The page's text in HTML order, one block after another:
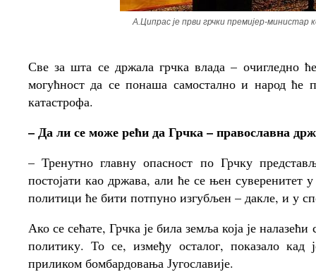
А.Ципрас је први грчки премијер-министар
Све за шта се држала грчка влада – очигледно
могућност да се понаша самостално и народ ће
катастрофа.
– Да ли се може рећи да Грчка – православна
– Тренутно главну опасност по Грчку
постојати као држава, али ће се њен суверенитет
политици ће бити потпуно изгубљен – дакле, и у
Ако се сећате, Грчка је била земља која је
политику. То се, између осталог, показало кад
приликом бомбардовања Југославије.